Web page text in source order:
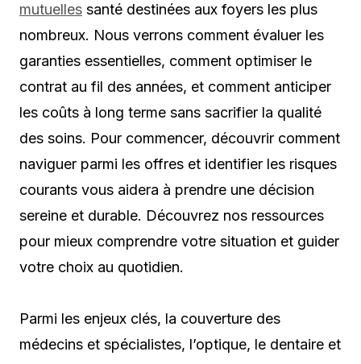
mutuelles santé destinées aux foyers les plus
nombreux. Nous verrons comment évaluer les
garanties essentielles, comment optimiser le
contrat au fil des années, et comment anticiper
les coûts à long terme sans sacrifier la qualité
des soins. Pour commencer, découvrir comment
naviguer parmi les offres et identifier les risques
courants vous aidera à prendre une décision
sereine et durable. Découvrez nos ressources
pour mieux comprendre votre situation et guider
votre choix au quotidien.
Parmi les enjeux clés, la couverture des
médecins et spécialistes, l’optique, le dentaire et